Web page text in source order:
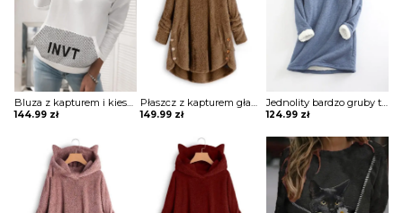
Bluza z kapturem i kieszeniami w literę Anabela
144.99 zł
Płaszcz z kapturem gładkimi guzikami kurtka Pamila
149.99 zł
Jednolity bardzo gruby top z długim rękawem bluzka Anique
124.99 zł